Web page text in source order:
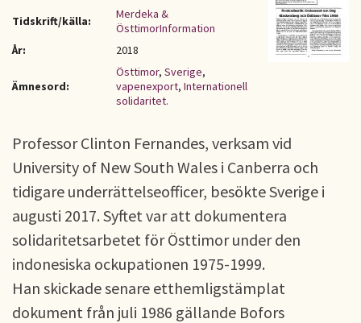
Tidskrift/källa:
Merdeka &
ÖsttimorInformation
År:
2018
Ämnesord:
Östtimor, Sverige,
vapenexport, Internationell
solidaritet.
Professor Clinton Fernandes, verksam vid
University of New South Wales i Canberra och
tidigare underrättelseofficer, besökte Sverige i
augusti 2017. Syftet var att dokumentera
solidaritetsarbetet för Östtimor under den
indonesiska ockupationen 1975-1999.
Han skickade senare etthemligstämplat
dokument från juli 1986 gällande Bofors